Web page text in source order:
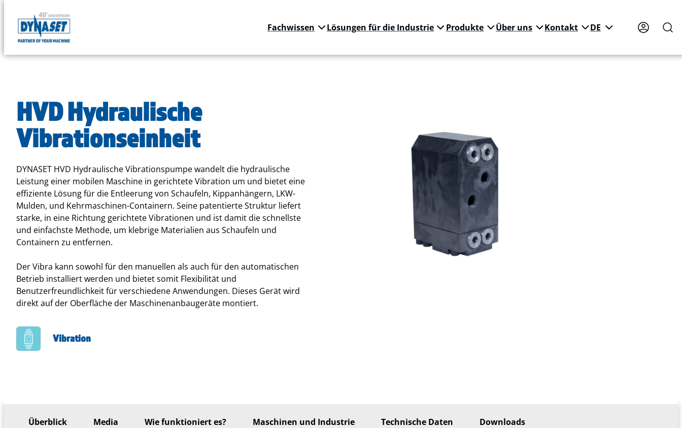
Skip
DYNASET
by
Fachwissen Lösungen für die Industrie Produkte Über uns Kontakt DE
HVD Hydraulische
Vibrationseinheit
DYNASET HVD Hydraulische Vibrationspumpe wandelt die hydraulische
Leistung einer mobilen Maschine in gerichtete Vibration um und bietet eine
effiziente Lösung für die Entleerung von Schaufeln, Kippanhängern, LKW-
Mulden, und Kehrmaschinen-Containern. Seine patentierte Struktur liefert
starke, in eine Richtung gerichtete Vibrationen und ist damit die schnellste
und einfachste Methode, um klebrige Materialien aus Schaufeln und
Containern zu entfernen.
Der Vibra kann sowohl für den manuellen als auch für den automatischen
Betrieb installiert werden und bietet somit Flexibilität und
Benutzerfreundlichkeit für verschiedene Anwendungen. Dieses Gerät wird
direkt auf der Oberfläche der Maschinenanbaugeräte montiert.
Vibration
Überblick Media Wie funktioniert es? Maschinen und Industrie Technische Daten Downloads